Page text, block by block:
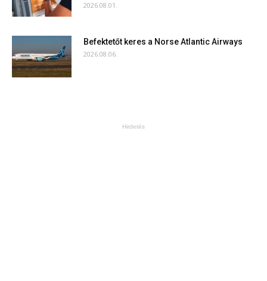
2026.08.01.
Befektetőt keres a Norse Atlantic Airways
2026.08.06.
Hirdetés